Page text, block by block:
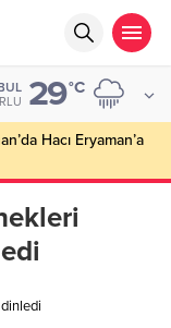
29°C
Hacı Eryaman’a